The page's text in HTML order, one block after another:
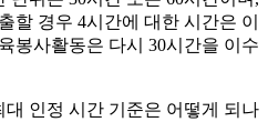
할 경우 4시간에 대한 시간은 이
봉사활동은 다시 30시간을 이수
대 인정 시간 기준은 어떻게 되나